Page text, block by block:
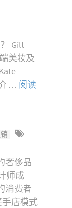
Gilt
美妆及
… 阅读
奢侈品
师成
消费者
店模式